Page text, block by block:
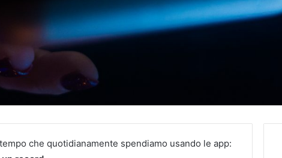
che quotidianamente spendiamo usando le app: